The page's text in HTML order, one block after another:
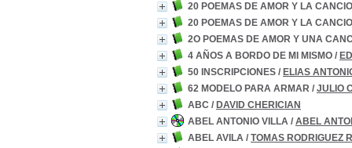
20 POEMAS DE AMOR Y LA
20 POEMAS DE AMOR Y LA
2O POEMAS DE AMOR Y UNA
4 AÑOS A BORDO DE MI MISMO /
50 INSCRIPCIONES / ELIAS
62 MODELO PARA ARMAR / JULIO
ABC / DAVID CHERICIAN
ABEL ANTONIO VILLA / ABEL
ABEL AVILA / TOMAS RODRIGUEZ